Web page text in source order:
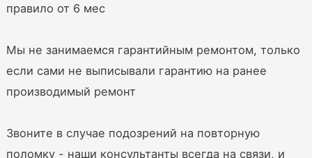
правило от 6 мес
Мы не занимаемся гарантийным ремонтом, только
если сами не выписывали гарантию на ранее
производимый ремонт
Звоните в случае подозрений на повторную
поломку - наши консультанты всегда на связи, и